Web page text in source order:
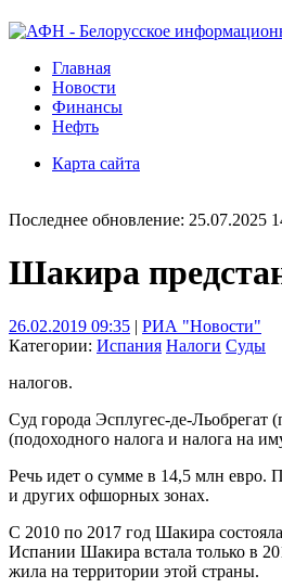
Главная
Новости
Финансы
Нефть
Карта сайта
Последнее обновление: 25.07.2025
Шакира
26.02.2019 09:35 | РИА "Новости"
Категории: Испания Налоги Суды
налогов.
Суд города Эсплугес-де-
(подоходного налога и налога на
Речь идет о сумме в 14,5 млн евро.
и других офшорных зонах.
С 2010 по 2017 год Шакира
Испании Шакира встала только в
жила на территории этой страны.